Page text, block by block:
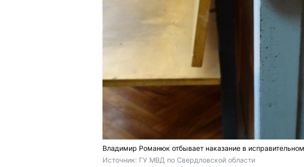
Владимир Романюк отбывает наказание в
Источник: ГУ МВД по Свердловской области